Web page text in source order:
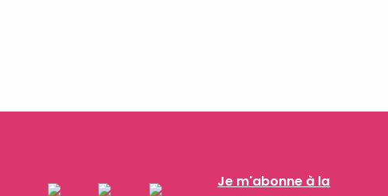
Je m'abonne à la